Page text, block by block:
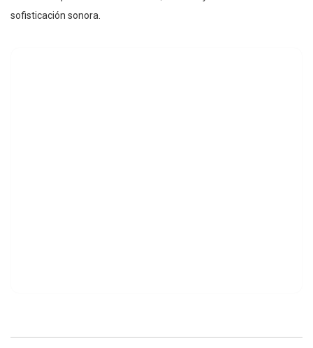
sofisticación sonora.